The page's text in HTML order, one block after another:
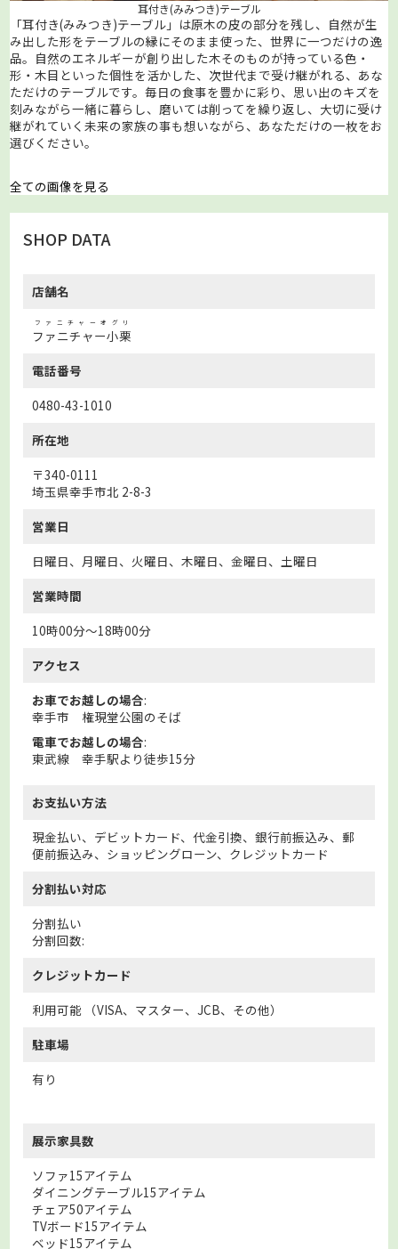
耳付き(みみつき)テーブル
「耳付き(みみつき)テーブル」は原木の皮の部分を残し、自然が生
み出した形をテーブルの縁にそのまま使った、世界に一つだけの逸
品。自然のエネルギーが創り出した木そのものが持っている色・
形・木目といった個性を活かした、次世代まで受け継がれる、あな
ただけのテーブルです。毎日の食事を豊かに彩り、思い出のキズを
刻みながら一緒に暮らし、磨いては削ってを繰り返し、大切に受け
継がれていく未来の家族の事も想いながら、あなただけの一枚をお
選びください。
全ての画像を見る
SHOP DATA
店舗名
ファニチャー小栗
ファニチャーオグリ
電話番号
0480-43-1010
所在地
〒340-0111
埼玉県幸手市北 2-8-3
営業日
日曜日、月曜日、火曜日、木曜日、金曜日、土曜日
営業時間
10時00分～18時00分
アクセス
お車でお越しの場合:
幸手市 権現堂公園のそば
電車でお越しの場合:
東武線 幸手駅より徒歩15分
お支払い方法
現金払い、デビットカード、代金引換、銀行前振込み、郵
便前振込み、ショッピングローン、クレジットカード
分割払い対応
分割払い
分割回数:
クレジットカード
利用可能 （VISA、マスター、JCB、その他）
駐車場
有り
展示家具数
ソファ15アイテム
ダイニングテーブル15アイテム
チェア50アイテム
TVボード15アイテム
ベッド15アイテム